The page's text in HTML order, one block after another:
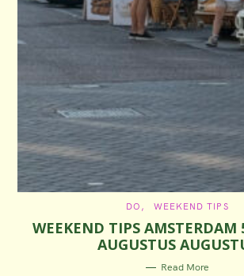
C
T
E
G
O
R
I
DO WEEKEND TIPS
WEEKEND TIPS AMSTERDAM
AUGUSTUS
Read More